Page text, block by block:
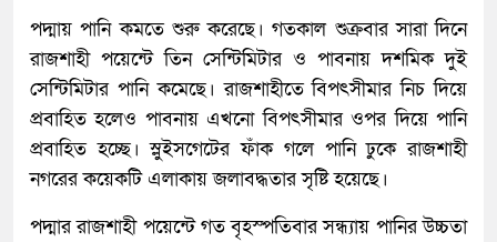
পদ্মায় পানি কমতে শুরু করেছে। গতকাল শুক্রবার সারা দিনে
রাজশাহী পয়েন্টে তিন সেন্টিমিটার ও পাবনায় দশমিক দুই
সেন্টিমিটার পানি কমেছে। রাজশাহীতে বিপৎসীমার নিচ দিয়ে
প্রবাহিত হলেও পাবনায় এখনো বিপৎসীমার ওপর দিয়ে পানি
প্রবাহিত হচ্ছে। স্লুইসগেটের ফাঁক গলে পানি ঢুকে রাজশাহী
নগরের কয়েকটি এলাকায় জলাবদ্ধতার সৃষ্টি হয়েছে।
পদ্মার রাজশাহী পয়েন্টে গত বৃহস্পতিবার সন্ধ্যায় পানির উচ্চতা